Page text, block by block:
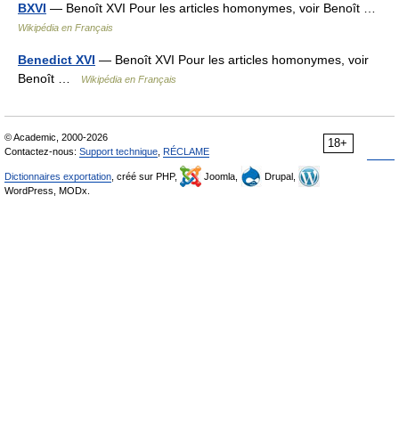
BXVI — Benoît XVI Pour les articles homonymes, voir Benoît …
Wikipédia en Français
Benedict XVI — Benoît XVI Pour les articles homonymes, voir
Benoît …
Wikipédia en Français
18+
© Academic, 2000-2026
Contactez-nous: Support technique RÉCLAME
Dictionnaires exportation , créé sur PHP, Joomla,
Drupal,
WordPress, MODx.